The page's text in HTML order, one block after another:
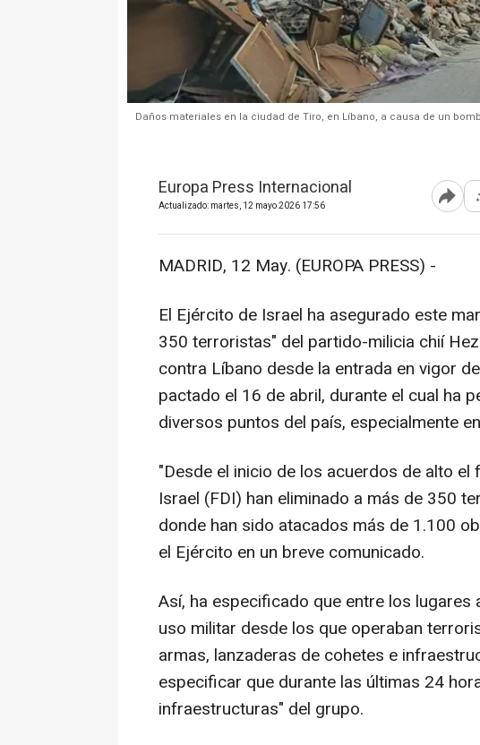
Daños materiales en la ciudad de Tiro, en Líbano, a causa de un
Europa Press Internacional
Actualizado: martes, 12 mayo 2026 17:56
MADRID, 12 May. (EUROPA PRESS) -
El Ejército de Israel ha asegurado este
350 terroristas" del partido-milicia chií
contra Líbano desde la entrada en vigor
pactado el 16 de abril, durante el cual ha
diversos puntos del país, especialmente
"Desde el inicio de los acuerdos de alto
Israel (FDI) han eliminado a más de 350
donde han sido atacados más de 1.100
el Ejército en un breve comunicado.
Así, ha especificado que entre los
uso militar desde los que operaban
armas, lanzaderas de cohetes e
especificar que durante las últimas 24
infraestructuras" del grupo.